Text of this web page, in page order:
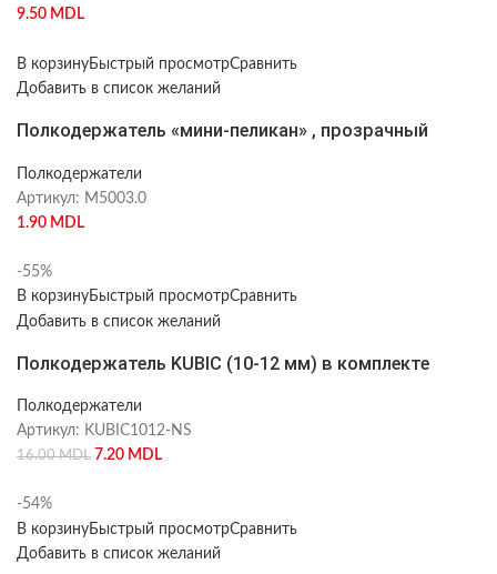
9.50 MDL
В корзинуБыстрый просмотрСравнить
Добавить в список желаний
Полкодержатель «мини-пеликан» , прозрачный
Полкодержатели
Артикул: M5003.0
1.90 MDL
-55%
В корзинуБыстрый просмотрСравнить
Добавить в список желаний
Полкодержатель KUBIC (10-12 мм) в комплекте
Полкодержатели
Артикул: KUBIC1012-NS
16.00MDL 7.20 MDL
-54%
В корзинуБыстрый просмотрСравнить
Добавить в список желаний